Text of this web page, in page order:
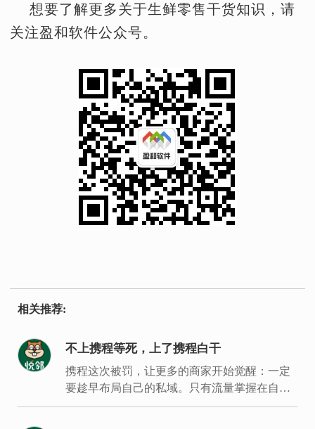
想要了解更多关于生鲜零售干货知识，请
关注盈和软件公众号。
相关推荐:
不上携程等死，上了携程白干
携程这次被罚，让更多的商家开始觉醒：一定
要趁早布局自己的私域。只有流量掌握在自己
手里，才能建立经营主场，拿回经营主动权。